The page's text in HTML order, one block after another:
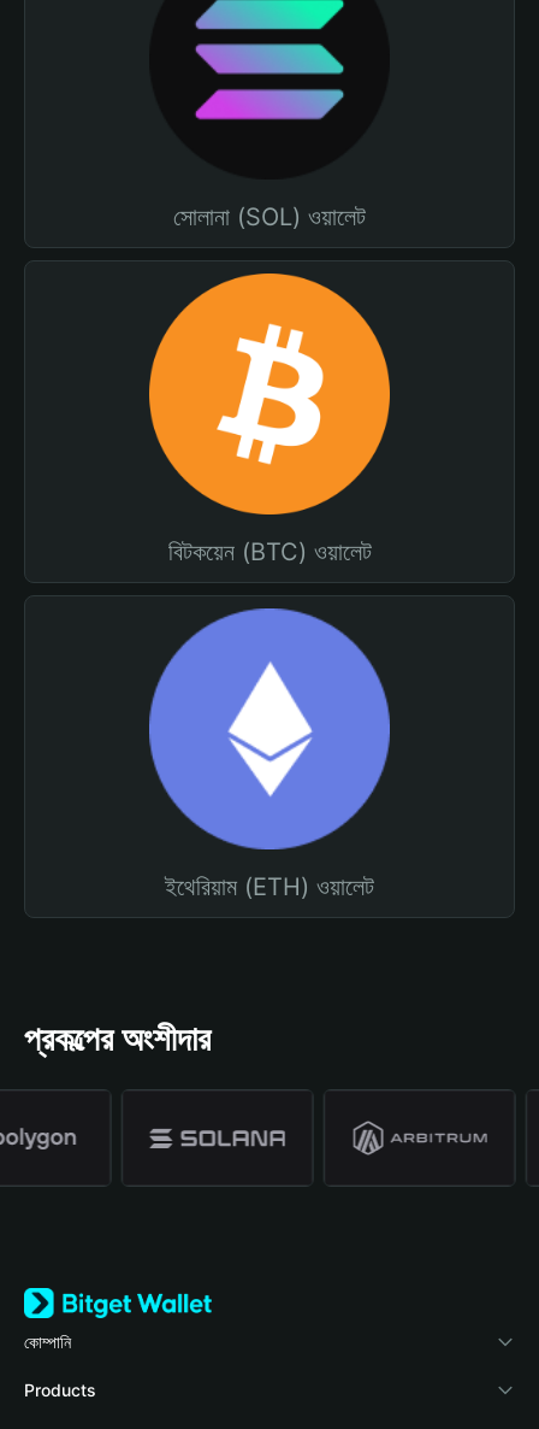
সোলানা (SOL) ওয়ালেট
বিটকয়েন (BTC) ওয়ালেট
ইথেরিয়াম (ETH) ওয়ালেট
প্রকল্পের অংশীদার
কোম্পানি
Bitget Wallet সম্পর্কে
Products